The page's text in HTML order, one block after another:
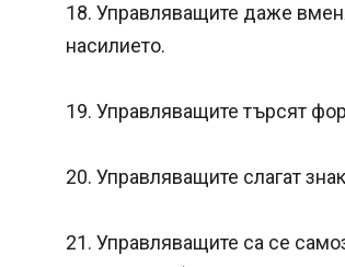
18. Управляващите даже
насилието.
19. Управляващите търсят
20. Управляващите слагат
21. Управляващите са се